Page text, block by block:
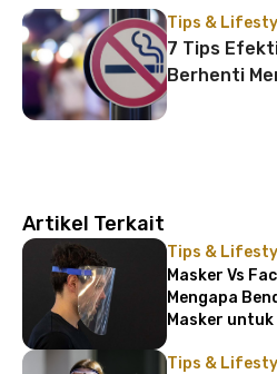
Tips &
7 Tips
Berhenti
Artikel Terkait
Tips &
Masker Vs
Mengapa
Masker
Tips &